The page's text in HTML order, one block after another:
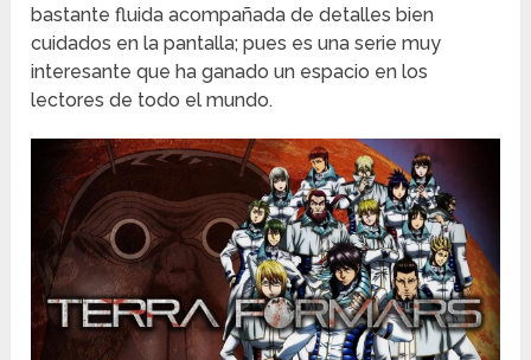
bastante fluida acompañada de detalles bien
cuidados en la pantalla; pues es una serie muy
interesante que ha ganado un espacio en los
lectores de todo el mundo.